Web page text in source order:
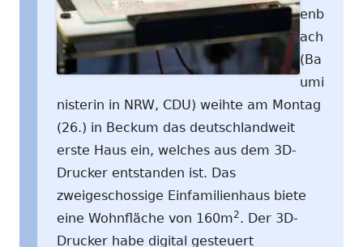
enb
ach
(Ba
umi
nisterin in NRW, CDU) weihte am Montag
(26.) in Beckum das deutschlandweit
erste Haus ein, welches aus dem 3D-
Drucker entstanden ist. Das
zweigeschossige Einfamilienhaus biete
eine Wohnfläche von 160m2. Der 3D-
Drucker habe digital gesteuert